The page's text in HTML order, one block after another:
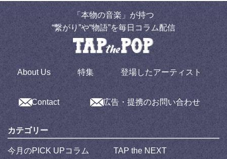
「本物の音楽」が持つ
“繋がり”や“物語”を毎日コラム配信
About Us 特集 登場したアーティスト
Contact 広告・提携のお問い合わせ
カテゴリー
今月のPICK UPコラム
TAP the NEXT